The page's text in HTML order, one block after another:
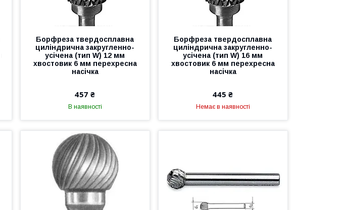
Борфреза твердосплавна
циліндрична закругленно-
усічена (тип W) 12 мм
хвостовик 6 мм перехресна
насічка
457 ₴
В наявності
Борфреза твердосплавна
циліндрична закругленно-
усічена (тип W) 16 мм
хвостовик 6 мм перехресна
насічка
445 ₴
Немає в наявності